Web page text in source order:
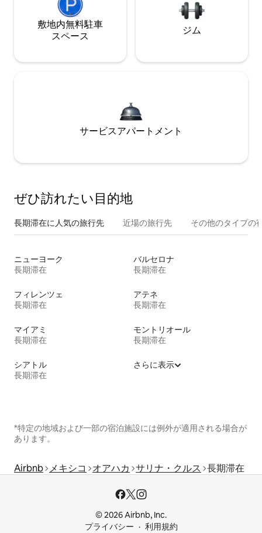
敷地内無料駐⁠車
ス⁠ペ⁠ー⁠ス
ジム
サービスアパートメント
ぜひ訪⁠れ⁠た⁠い目⁠的⁠地
長期滞在に人気の旅行先 近場の旅行先 その他のタ⁠イ⁠プ⁠の
ニューヨーク
長期滞在
バルセロナ
長期滞在
フィレンツェ
長期滞在
アテネ
長期滞在
マイアミ
長期滞在
モントリオール
長期滞在
シアトル
長期滞在
さらに表示
*特定の地域および一部の宿泊施設には例外が適用される場合が
あります。
Airbnb メキシコ オアハカ サリナ・クルス 長期滞在
© 2026 Airbnb, Inc.
プライバシー
利用規約